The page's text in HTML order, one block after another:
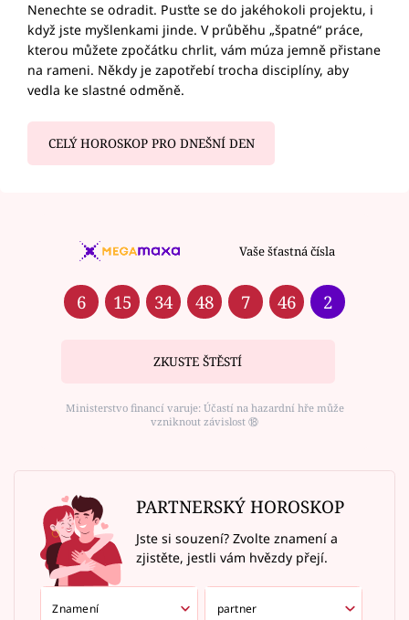
Nenechte se odradit. Pusťte se do jakéhokoli projektu, i
když jste myšlenkami jinde. V průběhu „špatné“ práce,
kterou můžete zpočátku chrlit, vám múza jemně přistane
na rameni. Někdy je zapotřebí trocha disciplíny, aby
vedla ke slastné odměně.
CELÝ HOROSKOP PRO DNEŠNÍ DEN
Vaše šťastná čísla
6 15 34 48 7 46 2
ZKUSTE ŠTĚSTÍ
Ministerstvo financí varuje: Účastí na hazardní hře může
vzniknout závislost ⑱
PARTNERSKÝ HOROSKOP
Jste si souzení? Zvolte znamení a
zjistěte, jestli vám hvězdy přejí.